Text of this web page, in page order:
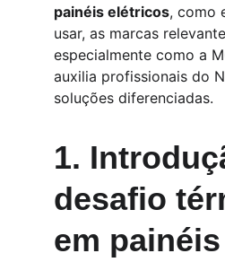
painéis elétricos, como
usar, as marcas
especialmente como a
auxilia profissionais do
soluções diferenciadas.
1.
desafio
em painéis